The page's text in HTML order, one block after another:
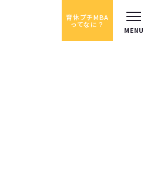
育休プチMBA
ってなに？